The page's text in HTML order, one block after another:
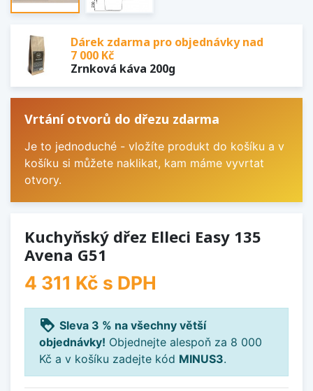
Dárek zdarma pro objednávky nad
7 000 Kč
Zrnková káva 200g
Vrtání otvorů do dřezu zdarma
Je to jednoduché - vložíte produkt do košíku a v
košíku si můžete naklikat, kam máme vyvrtat
otvory.
Kuchyňský dřez Elleci Easy 135
Avena G51
4 311 Kč s DPH
loyalty Sleva 3 % na všechny větší
objednávky! Objednejte alespoň za 8 000
Kč a v košíku zadejte kód MINUS3.